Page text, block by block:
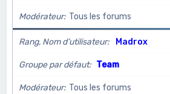
Modérateur Tous les forums
Rang, Nom d’utilisateur Madrox
Groupe par défaut Team
Modérateur Tous les forums